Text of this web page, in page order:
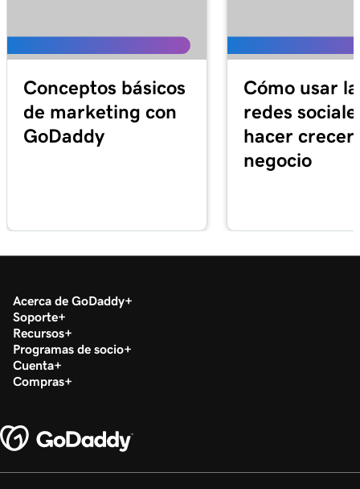
Agregar una lista de precios en Páginas Web
Lección 16 (de 21)
Agregar una sección de citas en línea
5m 59s
Habilitar pagos de citas en línea en Sitios web
Lección 18 (de 21)
Resumen de la campaña de Google Smart
Lección 20 (de 21)
Crear mi campaña Google Smart en Páginas
Web + Marketing
Conectar Conversaciones de GoDaddy a mi
sitio web
Conceptos básicos
de marketing con
GoDaddy
Cómo usar
redes
hacer crecer
negocio
Acerca de GoDaddy
Soporte
Recursos
Programas de socio
Cuenta
Compras